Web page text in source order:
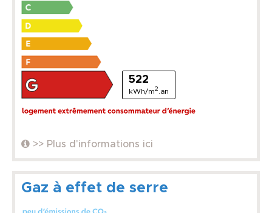
522
kWh/m2 .an
>> Plus d'informations ici
Gaz à effet de serre